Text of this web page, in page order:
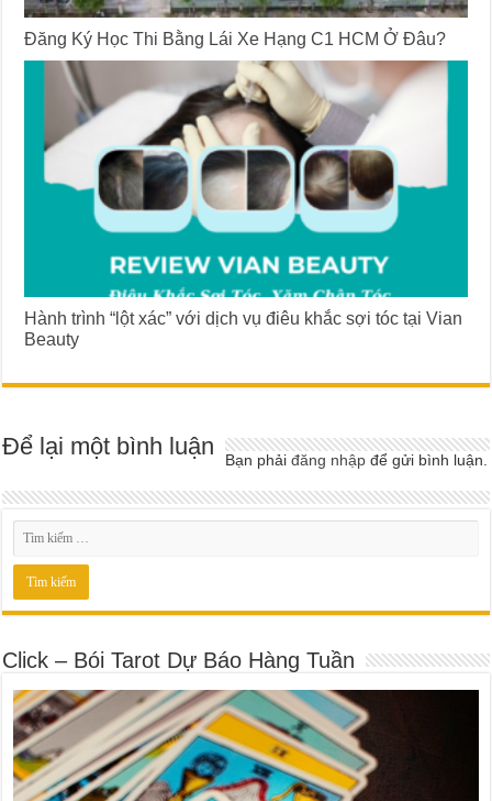
Đăng Ký Học Thi Bằng Lái Xe Hạng C1 HCM Ở Đâu?
Hành trình “lột xác” với dịch vụ điêu khắc sợi tóc tại Vian
Beauty
Để lại một bình luận Bạn phảiđăng nhập để gửi bình luận.
Click – Bói Tarot Dự Báo Hàng Tuần